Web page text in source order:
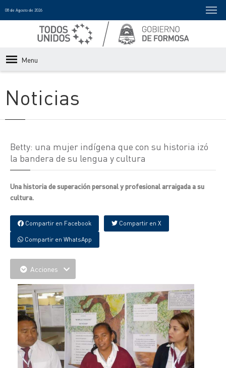
08 de Agosto de 2026
Menu
Noticias
Betty: una mujer indígena que con su historia izó
la bandera de su lengua y cultura
Una historia de superación personal y profesional arraigada a su
cultura.
Compartir en Facebook Compartir en X
Compartir en WhatsApp
Acciones